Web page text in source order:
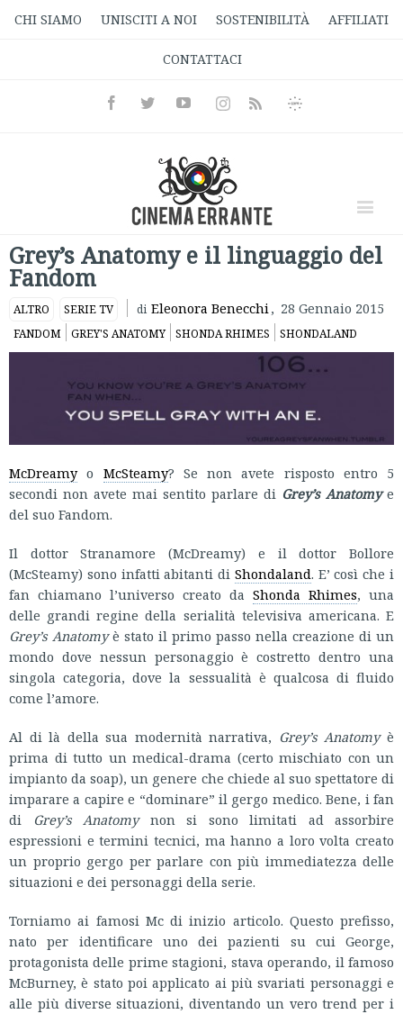
CHI SIAMO UNISCITI A NOI SOSTENIBILITÀ AFFILIATI
CONTATTACI
FacebookTwitterYoutubeInstagramRss
Informativa
Grey’s Anatomy e il linguaggio del
Fandom
ALTRO SERIE TV di Eleonora Benecchi, 28 Gennaio 2015
FANDOM GREY'S ANATOMY SHONDA RHIMES SHONDALAND
McDreamyo McSteamy? Se non avete risposto entro 5
secondi non avete mai sentito parlare di Grey’s Anatomye
del suo Fandom.
Il dottor Stranamore (McDreamy) e il dottor Bollore
(McSteamy) sono infatti abitanti di Shondaland. E’ così che i
fan chiamano l’universo creato da Shonda Rhimes, una
delle grandi regine della serialità televisiva americana. E
Grey’s Anatomyè stato il primo passo nella creazione di un
mondo dove nessun personaggio è costretto dentro una
singola categoria, dove la sessualità è qualcosa di fluido
come l’amore.
Al di là della sua modernità narrativa, Grey’s Anatomyè
prima di tutto un medical-drama (certo mischiato con un
impianto da soap), un genere che chiede al suo spettatore di
imparare a capire e “dominare” il gergo medico. Bene, i fan
di
Grey’s Anatomynon si sono limitati ad assorbire
espressioni e termini tecnici, ma hanno a loro volta creato
un proprio gergo per parlare con più immediatezza delle
situazioni e dei personaggi della serie.
Torniamo ai famosi Mc di inizio articolo. Questo prefisso,
nato per identificare uno dei pazienti su cui George,
protagonista delle prime stagioni, stava operando, il famoso
McBurney, è stato poi applicato ai più svariati personaggi e
alle più diverse situazioni, diventando un vero trend per i